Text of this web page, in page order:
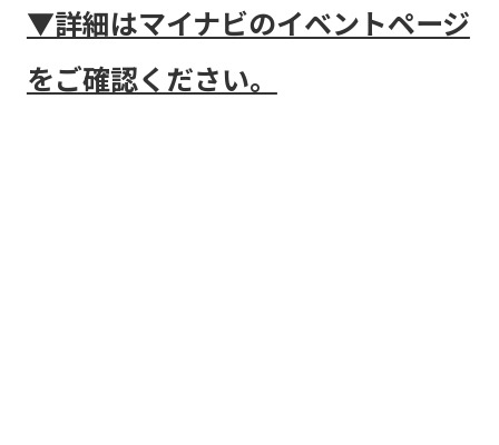
▼詳細はマイナビのイベントページ
をご確認ください。